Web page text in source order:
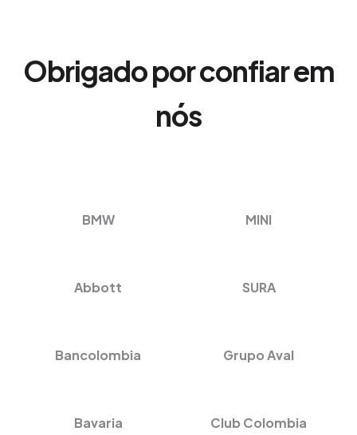
Obrigado por confiar em
nós
BMW MINI
Abbott SURA
Bancolombia Grupo Aval
Bavaria Club Colombia